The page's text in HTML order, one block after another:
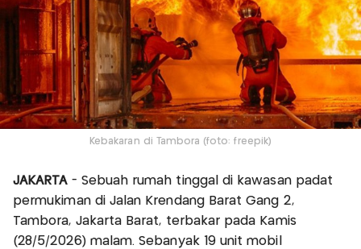
Kebakaran di Tambora (foto: freepik)
JAKARTA- Sebuah rumah tinggal di kawasan padat
permukiman di Jalan Krendang Barat Gang 2,
Tambora, Jakarta Barat, terbakar pada Kamis
(28/5/2026) malam. Sebanyak 19 unit mobil